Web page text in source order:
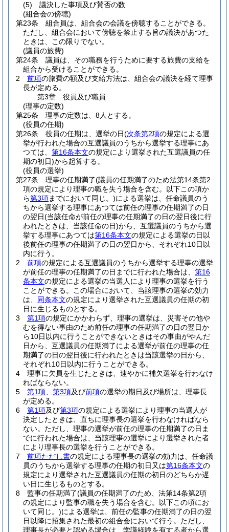
(5)
議決した事項及び賛否の数
(組合会の傍聴)
第23条
組合員は、組合会の会議を傍聴することができる。
ただし、組合会において傍聴を禁止する旨の議決があつた
ときは、この限りでない。
(議員の旅費)
第24条
議員は、その職務を行うために要する旅費の支給を
組合から受けることができる。
2
前項の旅費の額及び支給方法は、組合会の議決を経て理事
長が定める。
第3章
役員及び職員
(理事の定数)
第25条
理事の定数は、8人とする。
(役員の任期)
第26条
役員の任期は、選挙の日(次条第2項の規定による選
挙が行われた場合の互選議員のうちから選挙する理事にあ
つては、 第16条本文の規定により選挙された互選議員の任
期の初日)から起算する。
(役員の選挙)
第27条
理事の任期満了(議員の任期満了のため法第14条第2
項の規定により理事の職を失う場合を含む。以下この項か
ら第3項までにおいて同じ。)による選挙は、任命議員のう
ちから選挙する理事にあつては前任の理事の任期満了の日
の翌日(当該任命が前任の理事の任期満了の日の翌日後に行
われたときは、当該任命の日)から、互選議員のうちから選
挙する理事にあつては第16条本文の規定による選挙の日以
後前任の理事の任期満了の日の翌日から、それぞれ10日以
内に行う。
2
前項の規定による互選議員のうちから選挙する理事の選挙
が前任の理事の任期満了の日までに行われた場合は、 第16
条本文の規定による選挙の当選人により理事の選挙を行う
ことができる。
この場合において、当該理事の選挙の効力
は、 同条本文の規定により選挙された互選議員の任期の初
日に生じるものとする。
3
第1項の規定にかかわらず、理事の選挙は、災害その他や
むを得ない事由のため前任の理事の任期満了の日の翌日か
ら10日以内に行うことができないときはその事由がやんだ
日から、互選議員の任期満了による選挙が前任の理事の任
期満了の日の翌日後に行われたときは当該選挙の日から、
それぞれ10日以内に行うことができる。
4
理事に欠員を生じたときは、速やかに補欠選挙を行わなけ
ればならない。
5
第1項 第3項及び前項の選挙の期日及び場所は、理事長
が定める。
6
第1項及び第3項の規定による選挙により理事の当選人が
決定したときは、直ちに理事長の選挙を行わなければなら
ない。 ただし、理事の選挙が前任の理事の任期満了の日ま
でに行われた場合は、当該理事の選挙により選挙された者
により理事長の選挙を行うことができる。
7
前項ただし書の規定による理事長の選挙の効力は、任命議
員のうちから選挙する理事の任期の初日又は第16条本文の
規定により選挙された互選議員の任期の初日のどちらか遅
い日に生じるものとする。
8
監事の任期満了(議員の任期満了のため、法第14条第2項
の規定により監事の職を失う場合を含む。以下この項にお
いて同じ。)による選挙は、前任の監事の任期満了の日の翌
日以降に招集された最初の組合会において行う。 ただし、
理事長が必要と認める場合は、学識経験を有する者から選